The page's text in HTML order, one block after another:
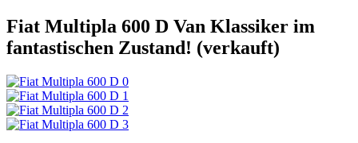
Fiat Multipla 600 D Van Klassiker im
fantastischen Zustand! (verkauft)